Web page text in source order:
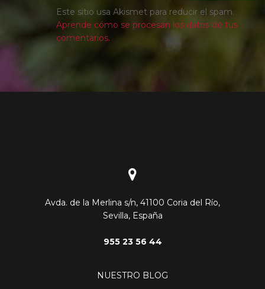
Este sitio usa Akismet para reducir el spam.
Aprende cómo se procesan los datos de tus
comentarios.
Avda. de la Merlina s/n, 41100 Coria del Río,
Sevilla, España
955 23 56 44
NUESTRO BLOG